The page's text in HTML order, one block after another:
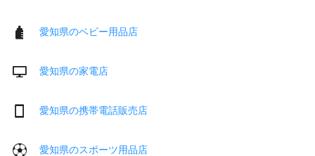
愛知県のベビー用品店
愛知県の家電店
愛知県の携帯電話販売店
愛知県のスポーツ用品店